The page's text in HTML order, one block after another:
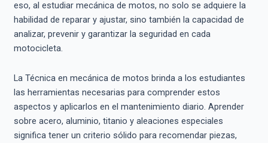
eso, al estudiar mecánica de motos, no solo se adquiere la
habilidad de reparar y ajustar, sino también la capacidad de
analizar, prevenir y garantizar la seguridad en cada
motocicleta.
La Técnica en mecánica de motos brinda a los estudiantes
las herramientas necesarias para comprender estos
aspectos y aplicarlos en el mantenimiento diario. Aprender
sobre acero, aluminio, titanio y aleaciones especiales
significa tener un criterio sólido para recomendar piezas,